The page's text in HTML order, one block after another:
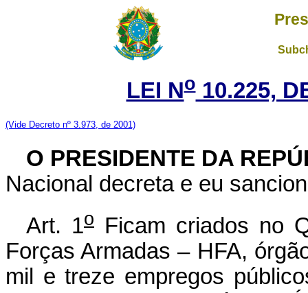
LEI No10.225,
(Vide Decreto nº 3.973, de 2001)
O PRESIDENTE DA
Nacional decreta e eu
Art. 1o Ficam criados no
Forças Armadas – HFA,
mil e treze empregos